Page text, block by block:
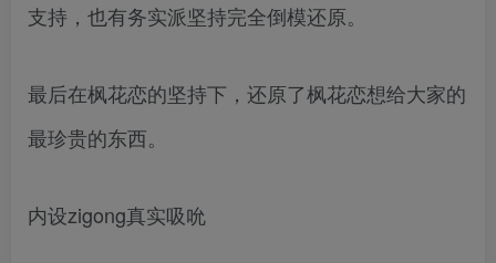
支持，也有务实派坚持完全倒模还原。
最后在枫花恋的坚持下，还原了枫花恋想给大家的
最珍贵的东西。
内设zigong真实吸吮